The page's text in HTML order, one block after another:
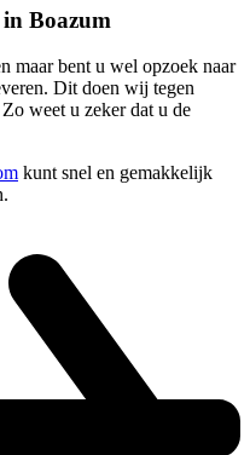
Boazum
maar bent u wel opzoek naar
Dit doen wij tegen
weet u zeker dat u de
kunt snel en gemakkelijk